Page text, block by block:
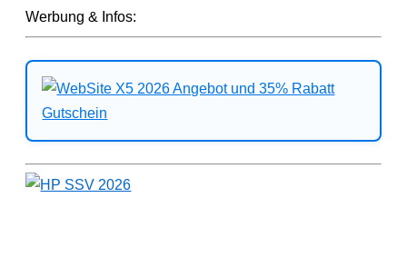
Werbung & Infos: